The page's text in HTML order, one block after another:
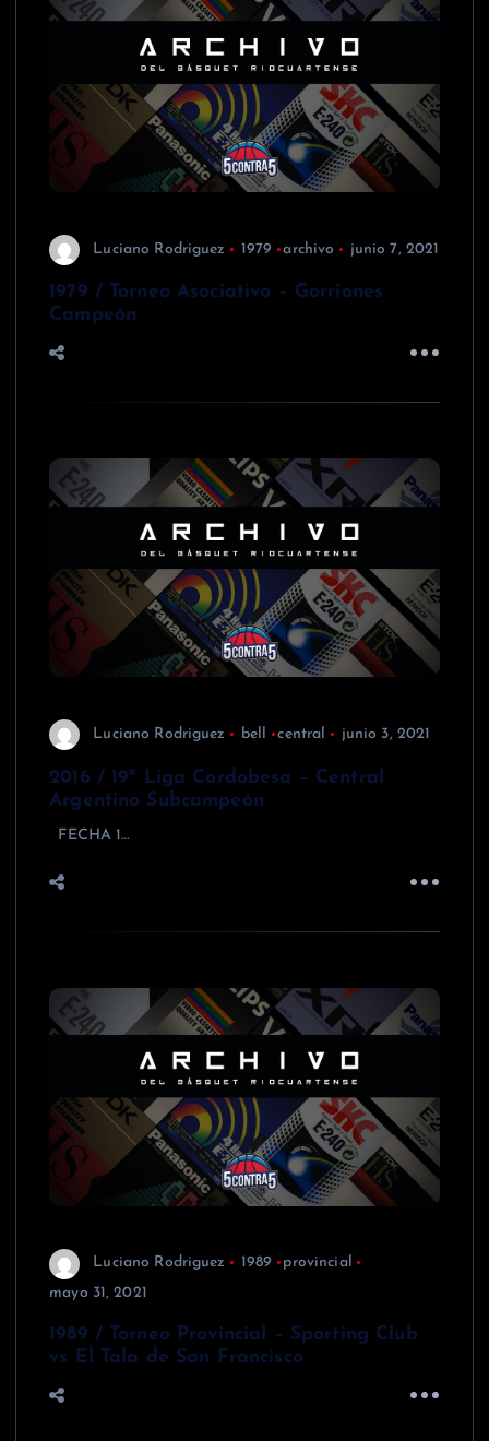
Luciano Rodriguez 1979 archivo junio 7, 2021
1979 / Torneo Asociativo – Gorriones
Campeón
Luciano Rodriguez bell central junio 3, 2021
2016 / 19º Liga Cordobesa – Central
Argentino Subcampeón
FECHA 1…
Luciano Rodriguez 1989
provincial
mayo 31, 2021
1989 / Torneo Provincial – Sporting Club
vs El Tala de San Francisco